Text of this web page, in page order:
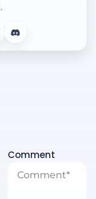
Comment